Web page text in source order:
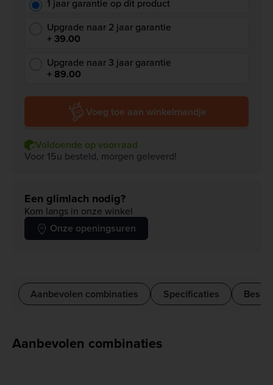
1 jaar garantie op dit product
Upgrade naar 2 jaar garantie
+ 39.00
Upgrade naar 3 jaar garantie
+ 89.00
Voeg toe aan winkelmandje
Voldoende op voorraad
Voor 15u besteld, morgen geleverd!
Een glimlach nodig?
Kom langs in onze winkel
Onze openingsuren
Aanbevolen combinaties Specificaties
Aanbevolen combinaties